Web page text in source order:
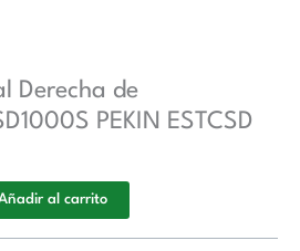
Derecha de
PEKIN ESTCSD
€.
al carrito